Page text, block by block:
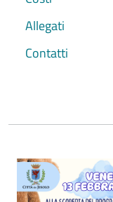
Allegati
Contatti